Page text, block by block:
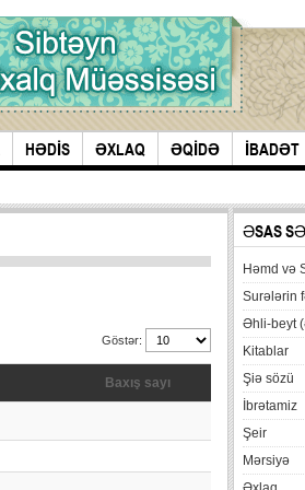
HƏDİS ƏXLAQ ƏQİDƏ İBADƏT
Göstər:
Baxış sayı
ƏSAS
Həmd və
Surələrin
Əhli-beyt
Kitablar
Şiə sözü
İbrətamiz
Şeir
Mərsiyə